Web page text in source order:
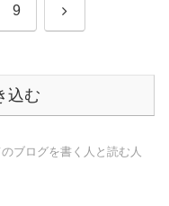
9 次
込む
ブログを書く人と読む人